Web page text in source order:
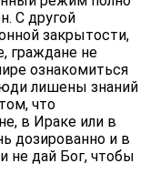
С другой
закрытости,
граждане не
ознакомиться
лишены знаний
что
в Ираке или в
дозированно и в
не дай Бог, чтобы